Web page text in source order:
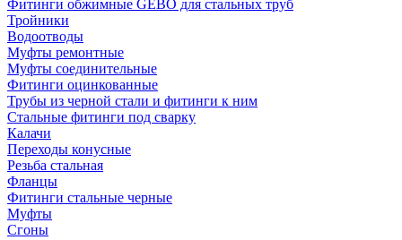
Фитинги обжимные GEBO для стальных труб
Тройники
Водоотводы
Муфты ремонтные
Муфты соединительные
Фитинги оцинкованные
Трубы из черной стали и фитинги к ним
Стальные фитинги под сварку
Калачи
Переходы конусные
Резьба стальная
Фланцы
Фитинги стальные черные
Муфты
Сгоны